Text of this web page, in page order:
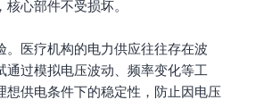
心部件不受损坏。
。医疗机构的电力供应往往存在波
通过模拟电压波动、频率变化等工
想供电条件下的稳定性，防止因电压